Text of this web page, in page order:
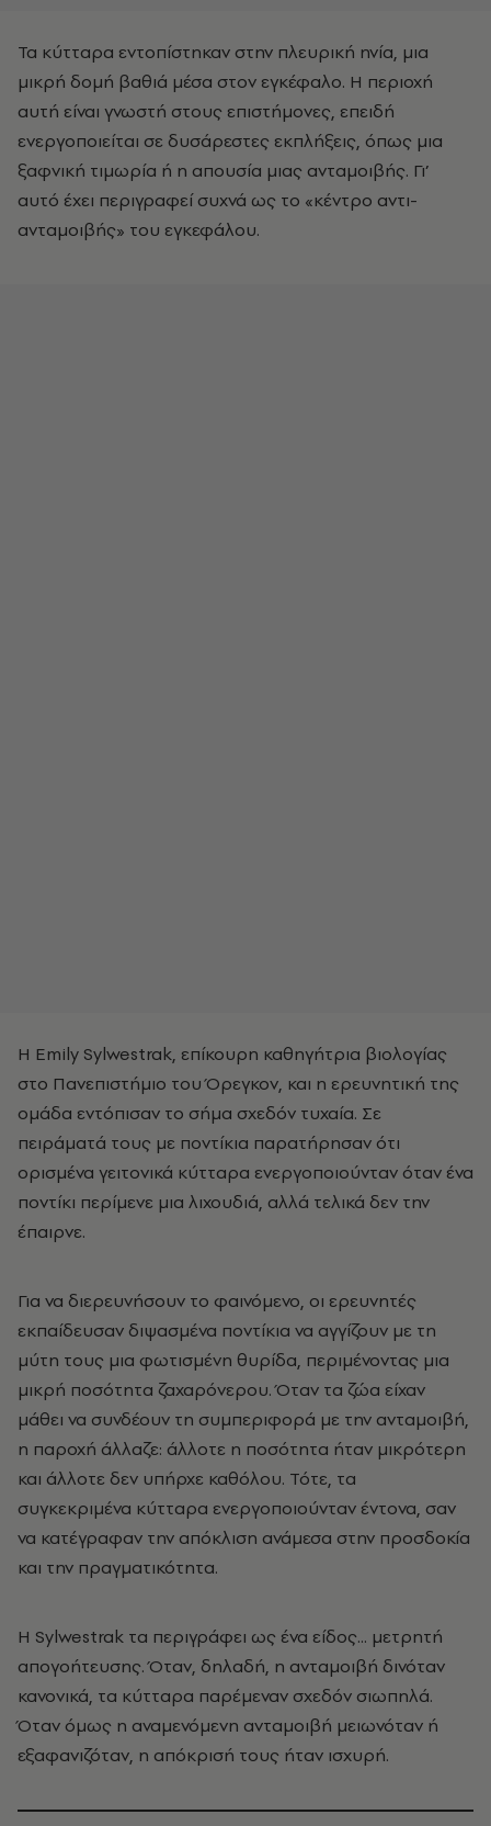
Τα κύτταρα εντοπίστηκαν στην πλευρική ηνία, μια
μικρή δομή βαθιά μέσα στον εγκέφαλο. Η περιοχή
αυτή είναι γνωστή στους επιστήμονες, επειδή
ενεργοποιείται σε δυσάρεστες εκπλήξεις, όπως μια
ξαφνική τιμωρία ή η απουσία μιας ανταμοιβής. Γι’
αυτό έχει περιγραφεί συχνά ως το «κέντρο αντι-
ανταμοιβής» του εγκεφάλου.
Η Emily Sylwestrak, επίκουρη καθηγήτρια βιολογίας
στο Πανεπιστήμιο του Όρεγκον, και η ερευνητική της
ομάδα εντόπισαν το σήμα σχεδόν τυχαία. Σε
πειράματά τους με ποντίκια παρατήρησαν ότι
ορισμένα γειτονικά κύτταρα ενεργοποιούνταν όταν ένα
ποντίκι περίμενε μια λιχουδιά, αλλά τελικά δεν την
έπαιρνε.
Για να διερευνήσουν το φαινόμενο, οι ερευνητές
εκπαίδευσαν διψασμένα ποντίκια να αγγίζουν με τη
μύτη τους μια φωτισμένη θυρίδα, περιμένοντας μια
μικρή ποσότητα ζαχαρόνερου. Όταν τα ζώα είχαν
μάθει να συνδέουν τη συμπεριφορά με την ανταμοιβή,
η παροχή άλλαζε: άλλοτε η ποσότητα ήταν μικρότερη
και άλλοτε δεν υπήρχε καθόλου. Τότε, τα
συγκεκριμένα κύτταρα ενεργοποιούνταν έντονα, σαν
να κατέγραφαν την απόκλιση ανάμεσα στην προσδοκία
και την πραγματικότητα.
Η Sylwestrak τα περιγράφει ως ένα είδος... μετρητή
απογοήτευσης. Όταν, δηλαδή, η ανταμοιβή δινόταν
κανονικά, τα κύτταρα παρέμεναν σχεδόν σιωπηλά.
Όταν όμως η αναμενόμενη ανταμοιβή μειωνόταν ή
εξαφανιζόταν, η απόκρισή τους ήταν ισχυρή.